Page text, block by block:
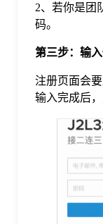
2、若你是团
码。
第三步：输
注册页面会
输入完成后，